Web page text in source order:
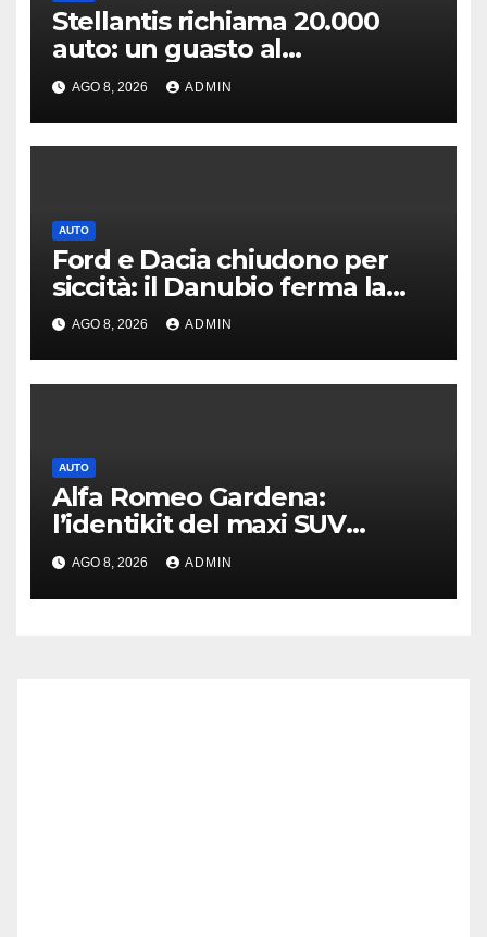
Stellantis richiama 20.000
auto: un guasto al
servosterzo potrebbe
provocare un incendio
AGO 8, 2026 ADMIN
AUTO
Ford e Dacia chiudono per
siccità: il Danubio ferma la
produzione auto
AGO 8, 2026 ADMIN
AUTO
Alfa Romeo Gardena:
l’identikit del maxi SUV
immaginato per Usa e Cina
AGO 8, 2026 ADMIN